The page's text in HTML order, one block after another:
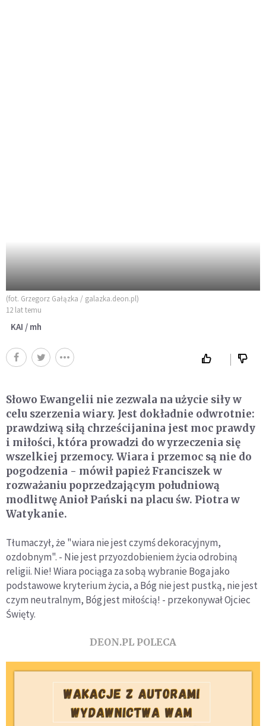
(fot. Grzegorz Gałązka / galazka.deon.pl)
12 lat temu
KAI / mh
Słowo Ewangelii nie zezwala na użycie siły w
celu szerzenia wiary. Jest dokładnie odwrotnie:
prawdziwą siłą chrześcijanina jest moc prawdy
i miłości, która prowadzi do wyrzeczenia się
wszelkiej przemocy. Wiara i przemoc są nie do
pogodzenia - mówił papież Franciszek w
rozważaniu poprzedzającym południową
modlitwę Anioł Pański na placu św. Piotra w
Watykanie.
Tłumaczył, że "wiara nie jest czymś dekoracyjnym,
ozdobnym". - Nie jest przyozdobieniem życia odrobiną
religii. Nie! Wiara pociąga za sobą wybranie Boga jako
podstawowe kryterium życia, a Bóg nie jest pustką, nie jest
czym neutralnym, Bóg jest miłością! - przekonywał Ojciec
Święty.
DEON.PL POLECA